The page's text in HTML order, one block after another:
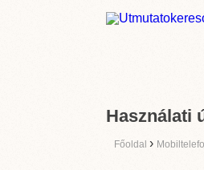
Használati
Főoldal ›